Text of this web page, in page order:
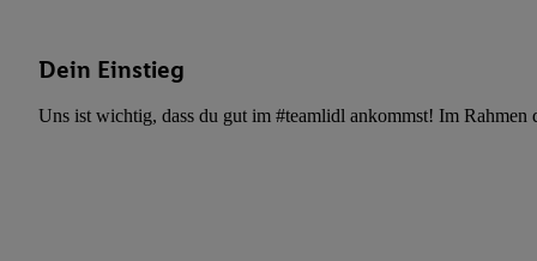
Dein Einstieg
Uns ist wichtig, dass du gut im #teamlidl ankommst! Im Rahmen
Anzeige von